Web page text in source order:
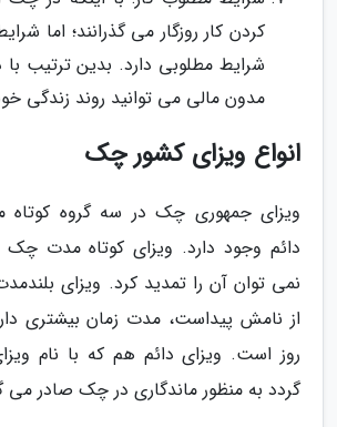
کردن کار روزگار می گذرانند؛ اما
شرایط مطلوبی دارد. بدین ترتیب
مدون مالی می توانید روند زندگی
انواع ویزای کشور چک
ویزای جمهوری چک در سه گروه کوتاه
نمی توان آن را تمدید کرد. ویزای
گردد به منظور ماندگاری در چک صادر می